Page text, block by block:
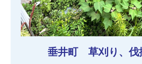
垂井町 草刈り、伐